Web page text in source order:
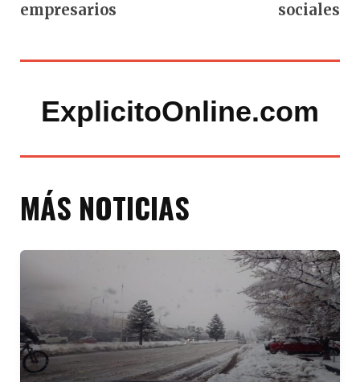
empresarios
sociales
ExplicitoOnline.com
MÁS NOTICIAS